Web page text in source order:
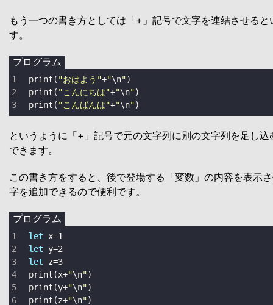
もう一つの書き方としては「+」記号で文字を連結させる
す。
プログラム
print ( "おはよう"+"\n"
print ( "こんにちは"+"\n"
print ( "こんばんは"+"\n")
というように「+」記号で元の文字列に別の文字列を足し
できます。
この書き方をすると、後で登場する「変数」の内容を表示
字を追加できるので便利です。
プログラム
let x=1
let y=2
let z=3
print (x+"\n"
print (y+"\n"
print (z+"\n")